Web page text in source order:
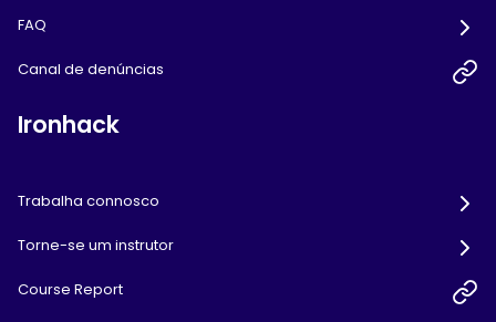
FAQ
Canal de denúncias
Ironhack
Trabalha connosco
Torne-se um instrutor
Course Report